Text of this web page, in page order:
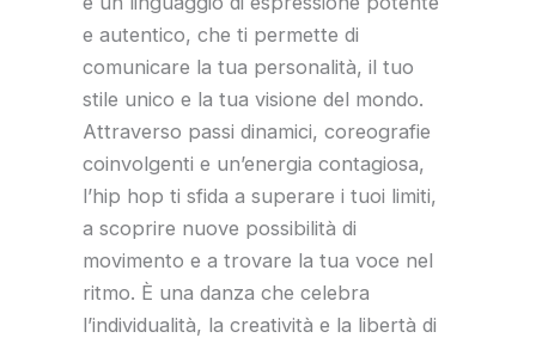
e autentico, che ti permette di
comunicare la tua personalità, il tuo
stile unico e la tua visione del mondo.
Attraverso passi dinamici, coreografie
coinvolgenti e un’energia contagiosa,
l’hip hop ti sfida a superare i tuoi limiti,
a scoprire nuove possibilità di
movimento e a trovare la tua voce nel
ritmo. È una danza che celebra
l’individualità, la creatività e la libertà di